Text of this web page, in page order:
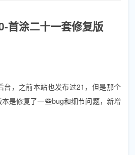
首涂二十一套修复版
台，之前本站也发布过21，但是那个
是修复了一些bug和细节问题，新增